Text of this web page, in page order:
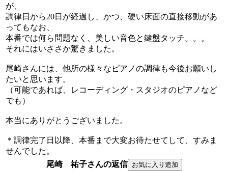
が、
調律日から20日が経過し、かつ、硬い床面の直接移動があ
ってもなお、
本番では何ら問題なく、美しい音色と鍵盤タッチ。。。
それにはいささか驚きました。
尾崎さんには、他所の様々なピアノの調律も今後お願いし
たいと思います。
（可能であれば、レコーディング・スタジオのピアノなど
でも）
本当にありがとうございました。
＊調律完了日以降、本番まで大変お待たせてして、すみま
せんでした。
尾崎 祐子さんの返信